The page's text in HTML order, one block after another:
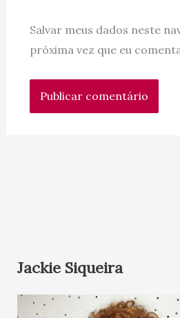
Salvar meus dados neste
próxima vez que eu
Jackie Siqueira